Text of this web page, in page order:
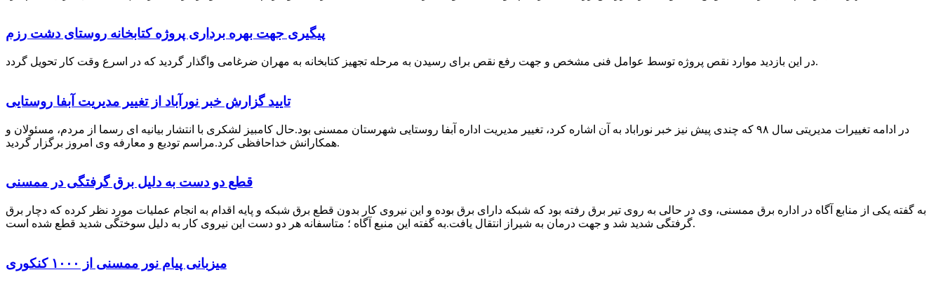
پیگیری جهت بهره برداری پروژه کتابخانه روستای دشت رزم
در این بازدید موارد نقص پروژه توسط عوامل فنی مشخص و جهت رفع نقص برای رسیدن به مرحله تجهیز کتابخانه به مهران ضرغامی واگذار گردید که در اسرع وقت کار تحویل گردد.
تایید گزارش خبر نورآباد از تغییر مدیریت آبفا روستایی
در ادامه تغییرات مدیریتی سال ۹۸ که چندی پیش نیز خبر نوراباد به آن اشاره کرد، تغییر مدیریت اداره آبفا روستایی شهرستان ممسنی بود.حال کامبیز لشکری با انتشار بیانیه ای رسما از مردم، مسئولان و
همکارانش خداحافظی کرد.مراسم تودیع و معارفه وی امروز برگزار گردید.
قطع دو دست به دلیل برق گرفتگی در ممسنی
به گفته یکی از منابع آگاه در اداره برق ممسنی، وی در حالی به روی تیر برق رفته بود که شبکه دارای برق بوده و این نیروی کار بدون قطع برق شبکه و پایه اقدام به انجام عملیات مورد نظر کرده که دچار برق
گرفتگی شدید شد و جهت درمان به شیراز انتقال یافت.به گفته این منبع آگاه ؛ متاسفانه هر دو دست این نیروی کار به دلیل سوختگی شدید قطع شده است.
میزبانی پیام نور ممسنی از ۱۰۰۰ کنکوری